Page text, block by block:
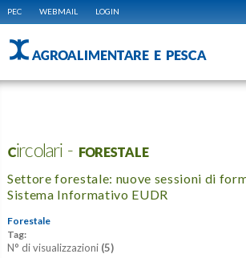
PEC WEBMAIL LOGIN
AGROALIMENTARE E PESCA
Circolari - FORESTALE
Settore forestale: nuove sessioni di
Sistema Informativo EUDR
Forestale
Tag:
N° di visualizzazioni (5)